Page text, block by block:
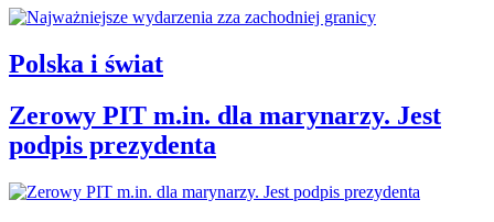
Polska i świat
Zerowy PIT m.in. dla marynarzy. Jest
podpis prezydenta